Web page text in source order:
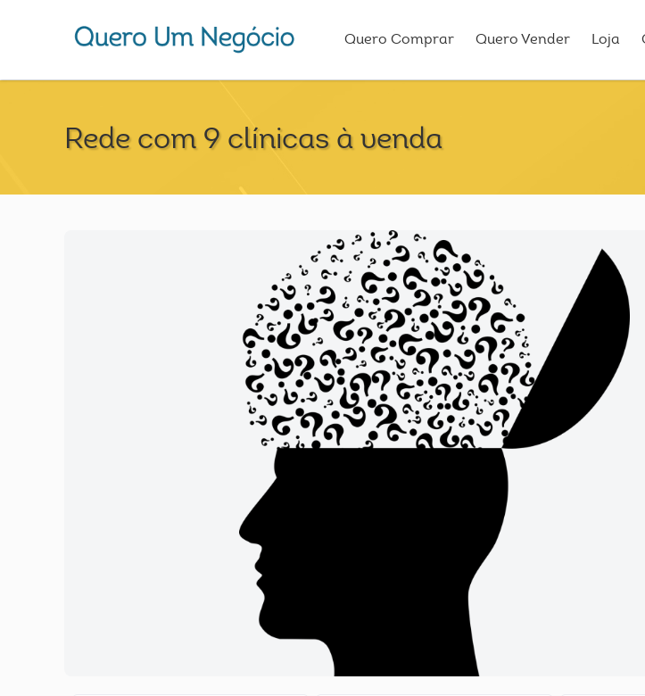
Quero Comprar Quero Vender Loja
Rede com 9 clínicas à venda